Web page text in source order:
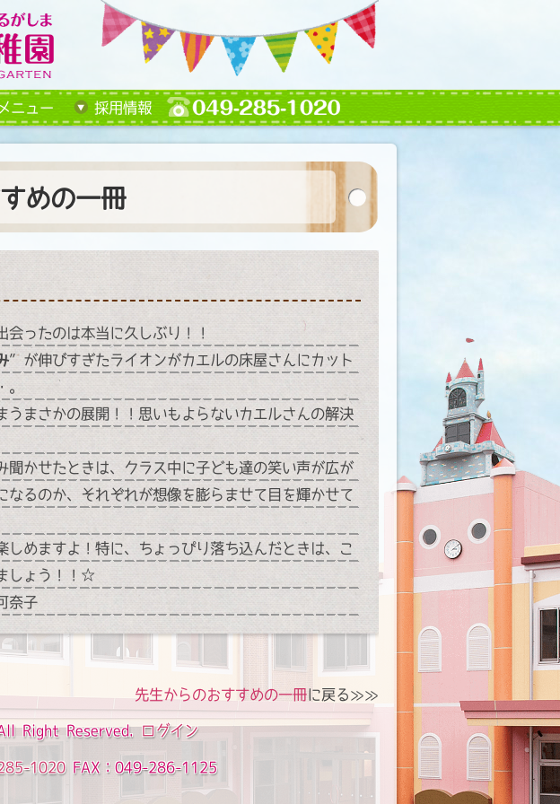
ニュー 採用情報
めの一冊
会ったのは本当に久しぶり！！
”が伸びすぎたライオンがカエルの床屋さんにカット
。
うまさかの展開！！思いもよらないカエルさんの解決
聞かせたときは、クラス中に子ども達の笑い声が広が
なるのか、それぞれが想像を膨らませて目を輝かせて
しめますよ！特に、ちょっぴり落ち込んだときは、こ
しょう！！☆
奈子
先生からのおすすめの一冊に戻る≫≫
Right Reserved. ログイン
1020 FAX：049-286-1125